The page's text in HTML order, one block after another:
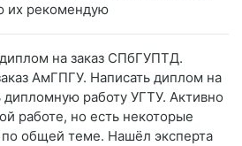
их рекомендую
на заказ СПбГУПТД.
АмГПГУ. Написать диплом на
дипломную работу УГТУ. Активно
работе, но есть некоторые
по общей теме. Нашёл эксперта